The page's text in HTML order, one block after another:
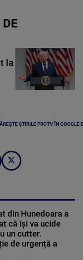
la
ȘTIRILE PROTV ÎN GOOGLE
din Hunedoara a
că își va ucide
un cutter.
de urgență a